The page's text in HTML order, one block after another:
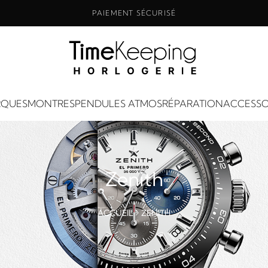
PAIEMENT SÉCURISÉ
MONTRESPENDULES ATMOSRÉPARATION
Zenith
ACCUEIL ZENITH